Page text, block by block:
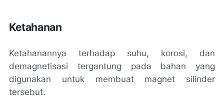
Ketahanan
Ketahanannya terhadap suhu, korosi, dan
demagnetisasi tergantung pada bahan yang
digunakan untuk membuat magnet silinder
tersebut.